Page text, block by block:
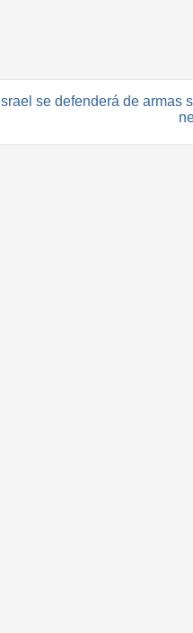
Israel se defenderá de armas